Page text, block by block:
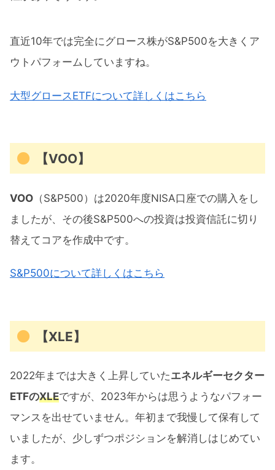
直近10年では完全にグロース株がS&P500を大きくア
ウトパフォームしていますね。
大型グロースETFについて詳しくはこちら
【VOO】
VOO （S&P500）は2020年度NISA口座での購入をし
ましたが、その後S&P500への投資は投資信託に切り
替えてコアを作成中です。
S&P500について詳しくはこちら
【XLE】
2022年までは大きく上昇していたエネルギーセクター
ETFのXLEですが、2023年からは思うようなパフォー
マンスを出せていません。年初まで我慢して保有して
いましたが、少しずつポジションを解消しはじめてい
ます。